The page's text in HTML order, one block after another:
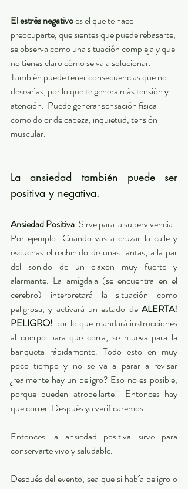
El estrés negativo es el que te hace
preocuparte, que sientes que puede rebasarte,
se observa como una situación compleja y que
no tienes claro cómo se va a solucionar.
También puede tener consecuencias que no
desearías, por lo que te genera más tensión y
atención.  Puede generar sensación física
como dolor de cabeza, inquietud, tensión
muscular.
La ansiedad también puede ser
positiva y negativa.
Ansiedad Positiva. Sirve para la supervivencia.
Por ejemplo. Cuando vas a cruzar la calle y
escuchas el rechinido de unas llantas, a la par
del sonido de un claxon muy fuerte y
alarmante. La amígdala (se encuentra en el
cerebro) interpretará la situación como
peligrosa, y activará un estado de ALERTA!
PELIGRO! por lo que mandará instrucciones
al cuerpo para que corra, se mueva para la
banqueta rápidamente. Todo esto en muy
poco tiempo y no se va a parar a revisar
¿realmente hay un peligro? Eso no es posible,
porque pueden atropellarte!! Entonces hay
que correr. Después ya verificaremos.
Entonces la ansiedad positiva sirve para
conservarte vivo y saludable.
Después del evento, sea que si había peligro o